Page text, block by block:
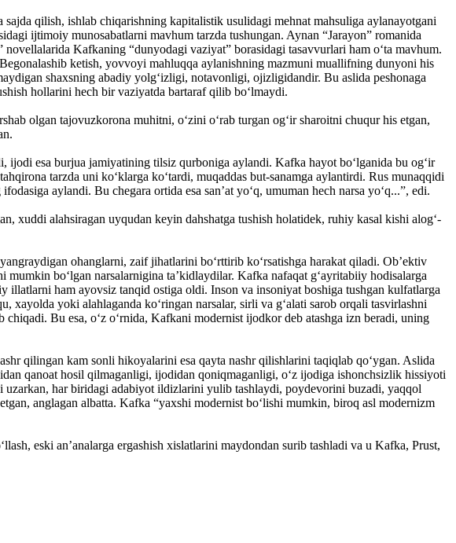
qilish, ishlab chi­qarishning kapitalistik usulidagi mehnat mahsuliga aylanayotgani
ijtimoiy mu­no­­sabatlarni mavhum tarzda tushungan. Aynan “Ja­rayon” romanida
Kafkaning “dunyodagi vaziyat” borasidagi tasavvurlari ham o‘ta mavhum.
ketish, yovvoyi mahluqqa aylanishning mazmuni muallifning dunyoni his
shaxsning abadiy yolg‘izligi, notavonligi, ojizligidandir. Bu aslida peshonaga
hollarini hech bir vaziyatda bartaraf qilib bo‘lmaydi.
olgan tajovuzkorona muhitni, o‘zini o‘rab turgan og‘ir sharoitni chuqur his etgan,
esa burjua ja­miyatining tilsiz qurboniga aylandi. Kafka hayot bo‘l­ganida bu og‘ir
tarzda uni ko‘k­larga ko‘tardi, muqaddas but-sanamga aylantirdi. Rus munaqqidi
aylandi. Bu chegara ortida esa san’at yo‘q, umuman hech narsa yo‘q...”, edi.
xuddi alahsiragan uyqudan keyin dahshatga tushish holatidek, ruhiy ka­sal kishi alog‘-
ohanglarni, zaif jihatlarini bo‘rttirib ko‘rsatishga harakat qiladi. Ob’ektiv
bo‘lgan narsalarnigina ta’kidlaydilar. Kafka na­faqat g‘ayritabiiy hodisalarga
ham ayovsiz tanqid ostiga oldi. Inson va insoniyat boshiga tushgan kulfatlarga
xayolda yoki alahlaganda ko‘­ringan narsalar, sirli va g‘alati sarob orqali tas­virlashni
Bu esa, o‘z o‘rnida, Kafkani modernist ijodkor deb atashga izn beradi, uning
qilingan kam sonli hikoyalarini esa qayta nashr qilishlarini taqiqlab qo‘ygan. Aslida
qanoat hosil qilmaganligi, ijodidan qoniqmaganligi, o‘z ijodiga ishonchsizlik hissiyoti
uzarkan, har biridagi adabiyot ildizlarini yulib tashlaydi, poydevorini buzadi, yaqqol
anglagan albatta. Kafka “yaxshi modernist bo‘lishi mumkin, biroq asl modernizm
eski an’analarga ergashish xislatlarini maydondan surib tashladi va u Kafka, Prust,